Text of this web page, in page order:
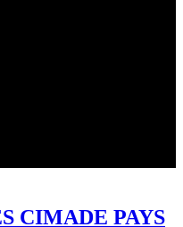
CIMADE PAYS